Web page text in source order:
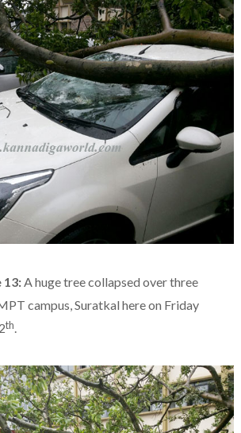
13:A huge tree collapsed over three
campus, Suratkal here on Friday
th.